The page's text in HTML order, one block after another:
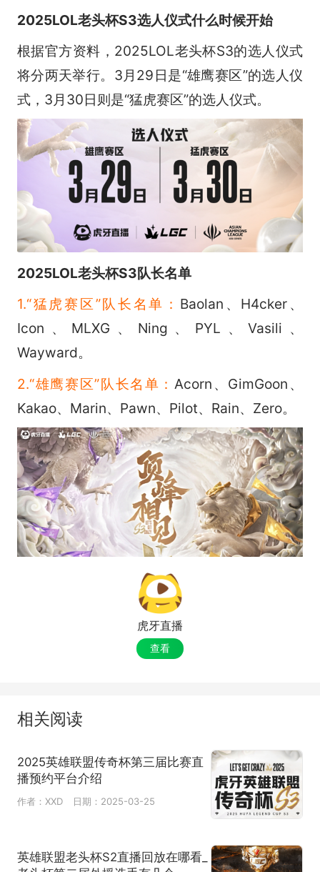
2025LOL老头杯S3选人仪式什么时候开始
根据官方资料，2025LOL老头杯S3的选人仪式
将分两天举行。3月29日是“雄鹰赛区”的选人仪
式，3月30日则是“猛虎赛区”的选人仪式。
2025LOL老头杯S3队长名单
1.“猛虎赛区”队长名单： Baolan、H4cker、
Icon、MLXG、Ning、PYL、Vasili、
Wayward。
2.“雄鹰赛区”队长名单：Acorn、GimGoon、
Kakao、Marin、Pawn、Pilot、Rain、Zero。
虎牙直播
查看
相关阅读
2025英雄联盟传奇杯第三届比赛直
播预约平台介绍
作者：XXD 日期：2025-03-25
英雄联盟老头杯S2直播回放在哪看_